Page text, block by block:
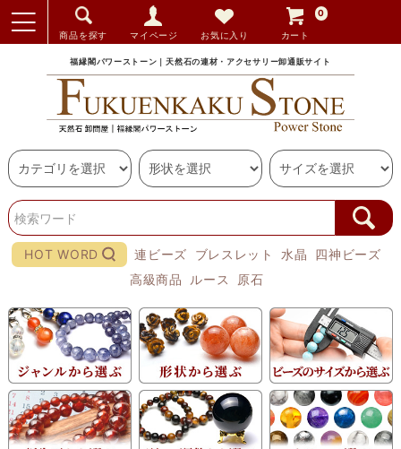
商品を探す マイページ お気に入り カート
0
福縁閣パワーストーン｜天然石の連材・アクセサリー卸通販サイト
HOT WORD 連ビーズ ブレスレット 水晶
四神ビーズ
高級商品
ルース 原石